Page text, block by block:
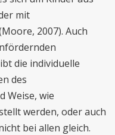
mit
2007). Auch
die individuelle
des
Weise, wie
werden, oder auch
bei allen gleich.